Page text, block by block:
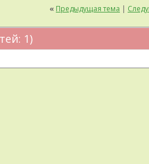
« Предыдущая тема |
1)